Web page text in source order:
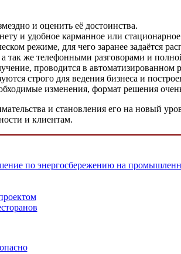
и оценить её достоинства.
и удобное карманное или
режиме, для чего заранее задаётся
так же телефонными разговорами и
проводится в автоматизированном
строго для ведения бизнеса и
изменения, формат решения
и становления его на новый
и клиентам.
по энергосбережению на